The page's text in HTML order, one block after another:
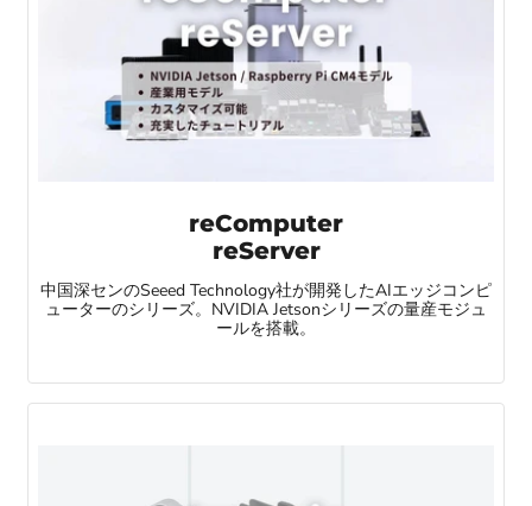
reComputer
reServer
中国深センのSeeed Technology社が開発したAIエッジコンピ
ューターのシリーズ。NVIDIA Jetsonシリーズの量産モジュ
ールを搭載。